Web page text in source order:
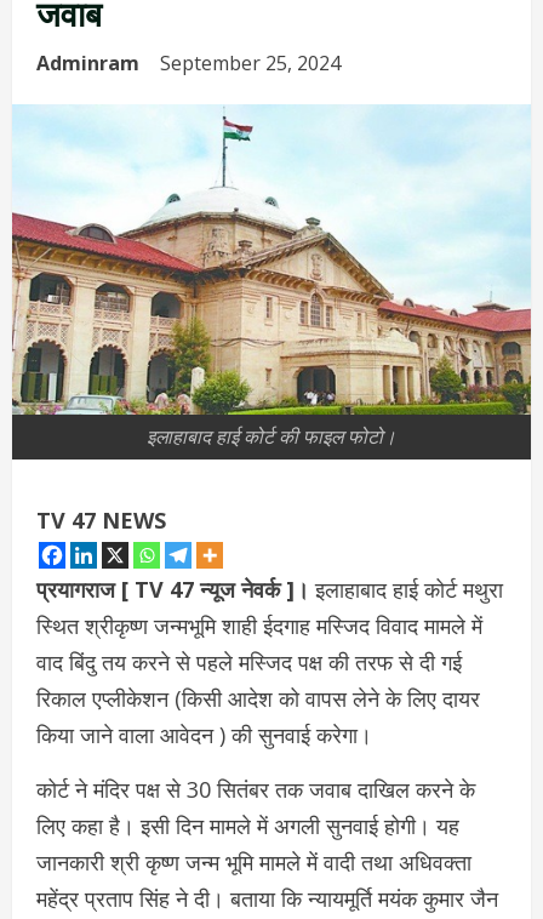
जवाब
Adminram September 25, 2024
इलाहाबाद हाई कोर्ट की फाइल फोटो।
TV 47 NEWS
प्रयागराज [ TV 47 न्‍यूज नेवर्क ]।इलाहाबाद हाई कोर्ट मथुरा
स्थित श्रीकृष्ण जन्मभूमि शाही ईदगाह मस्जिद विवाद मामले में
वाद बिंदु तय करने से पहले मस्जिद पक्ष की तरफ से दी गई
रिकाल एप्लीकेशन (किसी आदेश को वापस लेने के लिए दायर
किया जाने वाला आवेदन ) की सुनवाई करेगा।
कोर्ट ने मंदिर पक्ष से 30 सितंबर तक जवाब दाखिल करने के
लिए कहा है। इसी दिन मामले में अगली सुनवाई होगी। यह
जानकारी श्री कृष्ण जन्म भूमि मामले में वादी तथा अधिवक्ता
महेंद्र प्रताप सिंह ने दी। बताया कि न्यायमूर्ति मयंक कुमार जैन